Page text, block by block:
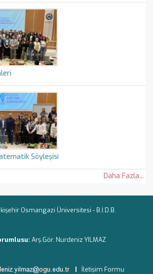
Söyleşisi
Daha Fazla...
Osmangazi Üniversitesi - B.İ.D.B.
Arş.Gör. Nurdeniz YILMAZ
| İletişim Formu